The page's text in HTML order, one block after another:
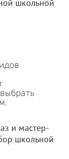
школьной
и мастер-
школьной